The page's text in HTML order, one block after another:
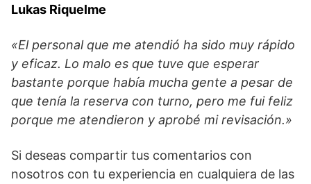
Lukas Riquelme
«El personal que me atendió ha sido muy rápido
y eficaz. Lo malo es que tuve que esperar
bastante porque había mucha gente a pesar de
que tenía la reserva con turno, pero me fui feliz
porque me atendieron y aprobé mi revisación.»
Si deseas compartir tus comentarios con
nosotros con tu experiencia en cualquiera de las